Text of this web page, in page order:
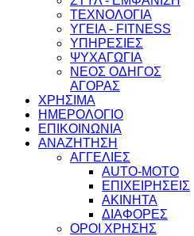
ΤΕΧΝΟΛΟΓΙΑ
ΥΓΕΙΑ - FITNESS
ΥΠΗΡΕΣΙΕΣ
ΨΥΧΑΓΩΓΙΑ
ΝΕΟΣ ΟΔΗΓΟΣ
ΑΓΟΡΑΣ
ΧΡΗΣΙΜΑ
ΗΜΕΡΟΛΟΓΙΟ
ΕΠΙΚΟΙΝΩΝΙΑ
ΑΝΑΖΗΤΗΣΗ
ΑΓΓΕΛΙΕΣ
AUTO-MOTO
ΕΠΙΧΕΙΡΗΣΕΙΣ
ΑΚΙΝΗΤΑ
ΔΙΑΦΟΡΕΣ
ΟΡΟΙ ΧΡΗΣΗΣ